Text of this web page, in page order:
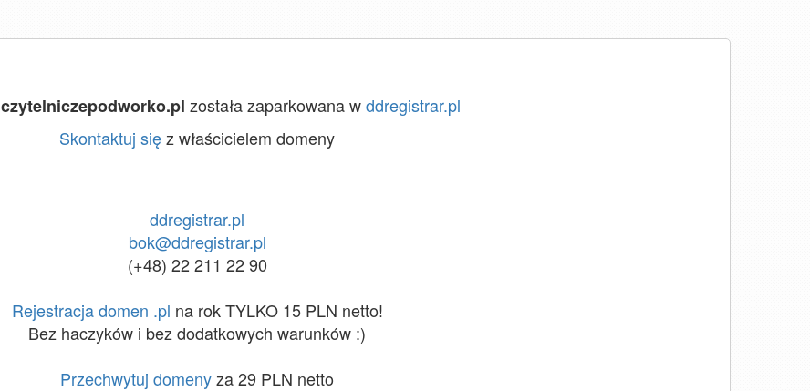
czytelniczepodworko.pl została zaparkowana wddregistrar.pl
Skontaktuj sięz właścicielem domeny
ddregistrar.pl
bok@ddregistrar.pl
(+48) 22 211 22 90
Rejestracja domen .pl na rok TYLKO 15 PLN netto!
Bez haczyków i bez dodatkowych warunków :)
Przechwytuj domenyza 29 PLN netto